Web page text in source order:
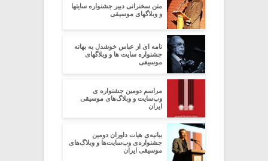
متن سخنرانی دبیر جشنواره سایتها
و وبلاگهای موسیقی
نامه ای از عباس خوشدل به بهانه
جشنواره سایت ها و وبلاگهای
موسیقی
مراسم دومین جشنواره ی
وب‌سایت و وبلاگ‌های موسیقی
ایران
بیانیه‌ی هیات داوران دومین
جشنواره‌ی وب‌سایت‌ها و وبلاگ‌های
موسیقی ایران